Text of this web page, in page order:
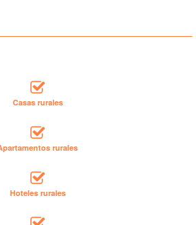
Casas rurales
rurales
Hoteles rurales